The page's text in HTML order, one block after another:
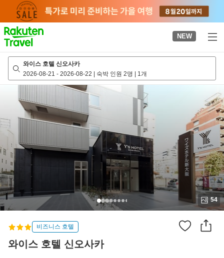
page
NEW
와이스 호텔 신오사카
2026-08-21 - 2026-08-22 | 숙박 인원 2명 | 1개
54
비즈니스 호텔
와이스 호텔 신오사카